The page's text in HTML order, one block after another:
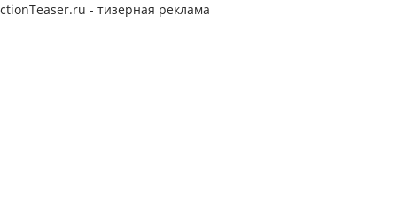
- тизерная реклама